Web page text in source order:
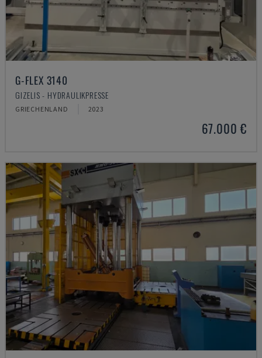
G-FLEX 3140
GIZELIS - HYDRAULIKPRESSE
GRIECHENLAND 2023
67.000 €